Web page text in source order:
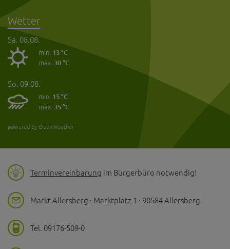
Wetter
Sa. 08.08.
min. 13 °C
max. 30 °C
So. 09.08.
min. 15 °C
max. 35 °C
powered by OpenWeather
Terminvereinbarung im Bürgerbüro notwendig!
Markt Allersberg · Marktplatz 1 · 90584 Allersberg
Tel. 09176-509-0